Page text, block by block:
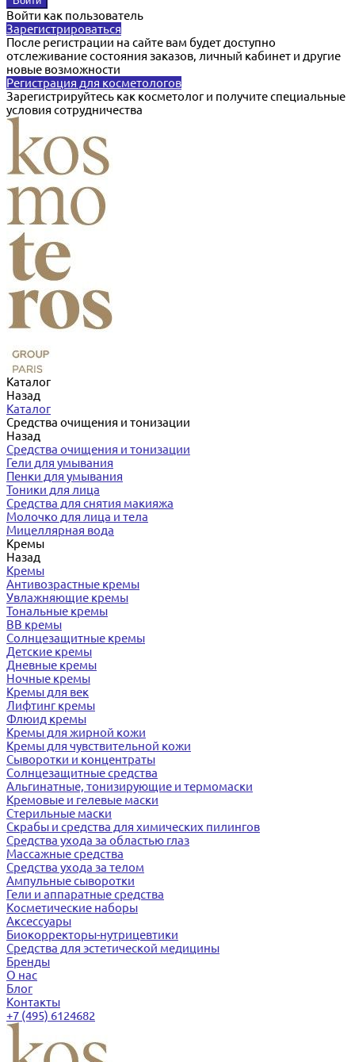
Войти как пользователь
Зарегистрироваться
После регистрации на сайте вам будет доступно
отслеживание состояния заказов, личный кабинет и другие
новые возможности
Регистрация для косметологов
Зарегистрируйтесь как косметолог и получите специальные
условия сотрудничества
Каталог
Назад
Каталог
Средства очищения и тонизации
Назад
Средства очищения и тонизации
Гели для умывания
Пенки для умывания
Тоники для лица
Средства для снятия макияжа
Молочко для лица и тела
Мицеллярная вода
Кремы
Назад
Кремы
Антивозрастные кремы
Увлажняющие кремы
Тональные кремы
BB кремы
Солнцезащитные кремы
Детские кремы
Дневные кремы
Ночные кремы
Кремы для век
Лифтинг кремы
Флюид кремы
Кремы для жирной кожи
Кремы для чувствительной кожи
Сыворотки и концентраты
Солнцезащитные средства
Альгинатные, тонизирующие и термомаски
Кремовые и гелевые маски
Стерильные маски
Скрабы и средства для химических пилингов
Средства ухода за областью глаз
Массажные средства
Средства ухода за телом
Ампульные сыворотки
Гели и аппаратные средства
Косметические наборы
Аксессуары
Биокорректоры-нутрицевтики
Средства для эстетической медицины
Бренды
О нас
Блог
Контакты
+7 (495) 6124682